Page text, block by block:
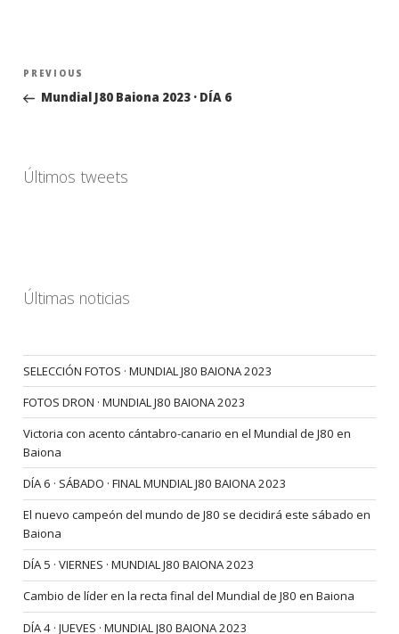
Navegación
entradas
Previous
Post
PREVIOUS
Mundial J80 Baiona 2023 · DÍA 6
Últimos tweets
Últimas noticias
SELECCIÓN FOTOS · MUNDIAL J80 BAIONA 2023
FOTOS DRON · MUNDIAL J80 BAIONA 2023
Victoria con acento cántabro-canario en el Mundial de J80 en
Baiona
DÍA 6 · SÁBADO · FINAL MUNDIAL J80 BAIONA 2023
El nuevo campeón del mundo de J80 se decidirá este sábado en
Baiona
DÍA 5 · VIERNES · MUNDIAL J80 BAIONA 2023
Cambio de líder en la recta final del Mundial de J80 en Baiona
DÍA 4 · JUEVES · MUNDIAL J80 BAIONA 2023